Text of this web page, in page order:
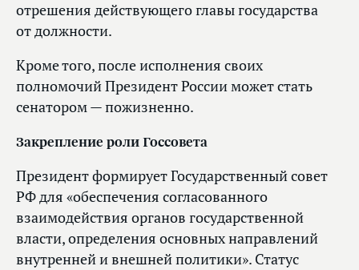
отрешения действующего главы государства
от должности.
Кроме того, после исполнения своих
полномочий Президент России может стать
сенатором — пожизненно.
Закрепление роли Госсовета
Президент формирует Государственный совет
РФ для «обеспечения согласованного
взаимодействия органов государственной
власти, определения основных направлений
внутренней и внешней политики». Статус